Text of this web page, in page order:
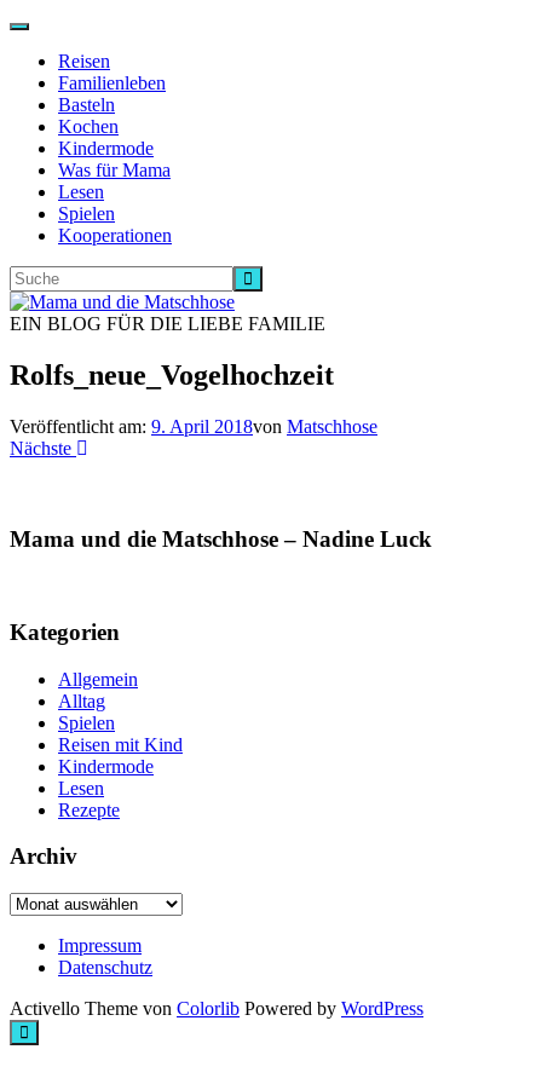
Navigation
ein-/ausschalten
Reisen
Familienleben
Basteln
Kochen
Kindermode
Was für Mama
Lesen
Spielen
Kooperationen
EIN BLOG FÜR DIE LIEBE FAMILIE
Rolfs_neue_Vogelhochzeit
Veröffentlicht am: 9. April 2018von Matschhose
Nächste
Mama und die Matschhose – Nadine Luck
Kategorien
Allgemein
Alltag
Spielen
Reisen mit Kind
Kindermode
Lesen
Rezepte
Archiv
Archiv
Impressum
Datenschutz
Activello Theme von Colorlib Powered by WordPress